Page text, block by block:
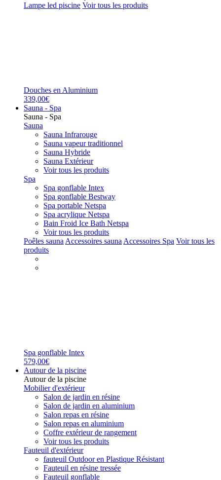
Lampe led piscine Voir tous les produits
Douches en Aluminium
339,00€
Sauna - Spa
Sauna - Spa
Sauna
Sauna Infrarouge
Sauna vapeur traditionnel
Sauna Hybride
Sauna Extérieur
Voir tous les produits
Spa
Spa gonflable Intex
Spa gonflable Bestway
Spa portable Netspa
Spa acrylique Netspa
Bain Froid Ice Bath Netspa
Voir tous les produits
Poêles sauna Accessoires sauna Accessoires Spa Voir tous les
produits
Spa gonflable Intex
579,00€
Autour de la piscine
Autour de la piscine
Mobilier d'extérieur
Salon de jardin en résine
Salon de jardin en aluminium
Salon repas en résine
Salon repas en aluminium
Coffre extérieur de rangement
Voir tous les produits
Fauteuil d'extérieur
fauteuil Outdoor en Plastique Résistant
Fauteuil en résine tressée
Fauteuil gonflable